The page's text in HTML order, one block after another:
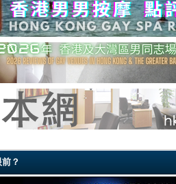
？